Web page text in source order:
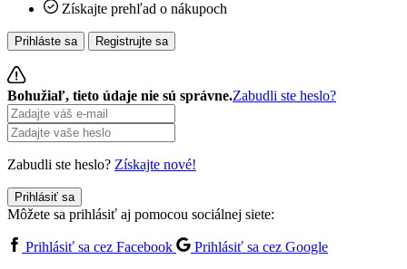
Získajte prehľad o nákupoch
Prihláste sa Registrujte sa
Bohužiaľ, tieto údaje nie sú správne.Zabudli ste heslo?
Zabudli ste heslo? Získajte nové!
Prihlásiť sa
Môžete sa prihlásiť aj pomocou sociálnej siete:
Prihlásiť sa cez Facebook
Prihlásiť sa cez Google